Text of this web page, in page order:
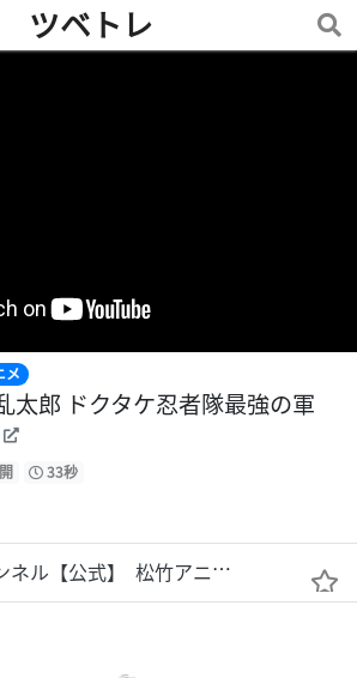
ツベトレ
メ
太郎 ドクタケ忍者隊最強の軍
33秒
松竹アニメチャンネル【公式】